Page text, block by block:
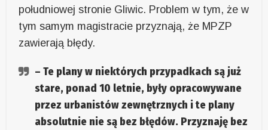
południowej stronie Gliwic. Problem w tym, że w
tym samym magistracie przyznają, że MPZP
zawierają błędy.
– Te plany w niektórych przypadkach są już
stare, ponad 10 letnie, były opracowywane
przez urbanistów zewnętrznych i te plany
absolutnie nie są bez błędów. Przyznaję bez